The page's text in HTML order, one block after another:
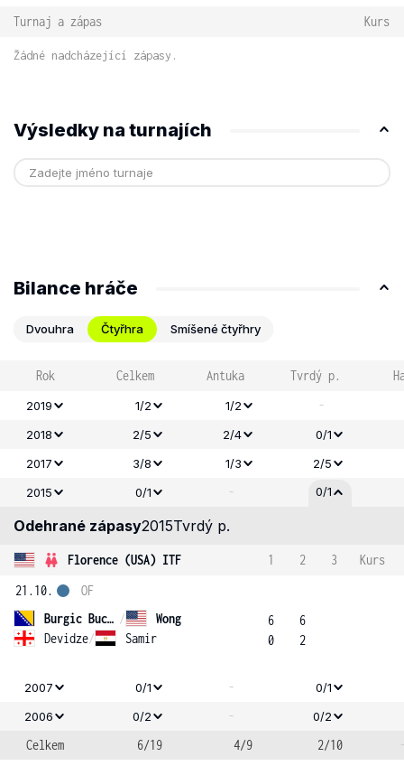
Turnaj a zápas Kurs
Žádné nadcházející zápasy.
Výsledky na turnajích
Bilance hráče
Dvouhra Čtyřhra Smíšené čtyřhry
Rok Celkem Antuka Tvrdý p.
2019 1/2 1/2 -
2018 2/5 2/4
0/1
2017
3/8 1/3
2/5
2015
0/1 - 0/1
Odehrané zápasy2015Tvrdý p.
Florence (USA) ITF 1 2 3
Kurs
21.10.
Burgic Bucko /
Wong
Devidze/ Samir
OF
6
0
6
2
2007 0/1 -
0/1
2006
0/2 - 0/2
Celkem 6/19 4/9 2/10